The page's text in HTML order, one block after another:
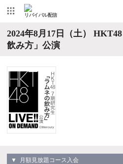
リバイバル配信
2024年8月17日（土）
飲み方」公演
▼ 月額見放題コース入会